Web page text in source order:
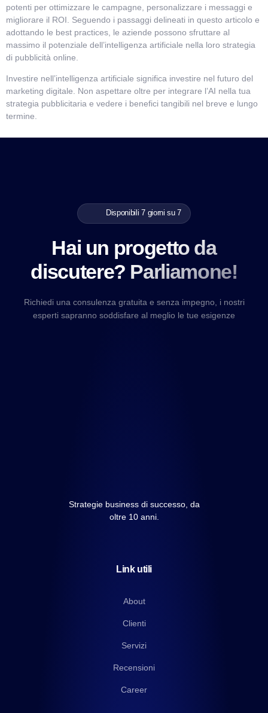
potenti per ottimizzare le campagne, personalizzare i messaggi e
migliorare il ROI. Seguendo i passaggi delineati in questo articolo e
adottando le best practices, le aziende possono sfruttare al
massimo il potenziale dell’intelligenza artificiale nella loro strategia
di pubblicità online.
Investire nell’intelligenza artificiale significa investire nel futuro del
marketing digitale. Non aspettare oltre per integrare l’AI nella tua
strategia pubblicitaria e vedere i benefici tangibili nel breve e lungo
termine.
Disponibili 7 giorni su 7
Hai un progetto da
discutere? Parliamone!
Richiedi una consulenza gratuita e senza impegno, i nostri
esperti sapranno soddisfare al meglio le tue esigenze
Strategie business di successo, da
oltre 10 anni.
Link utili
About
Clienti
Servizi
Recensioni
Career